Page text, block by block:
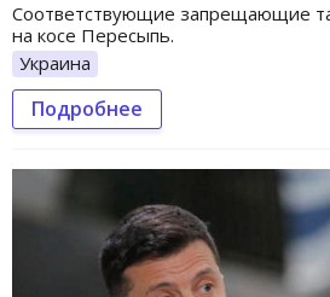
Соответствующие запрещающие
на косе Пересыпь.
Украина
Подробнее